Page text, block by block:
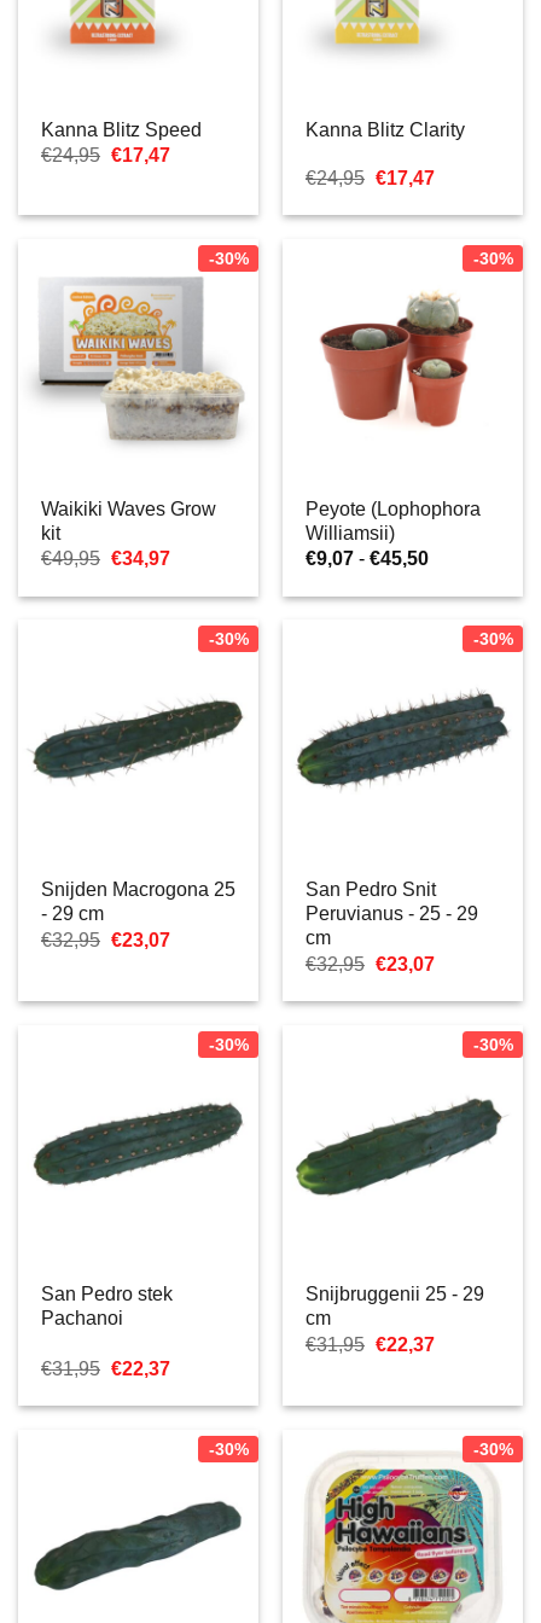
Kanna Blitz Speed
€24,95 Oorspronkelijke
€24,95.
€17,47Huidige
€17,47.
Kanna Blitz Clarity
€24,95 Oorspronkelijke
was:
€17,47Huidige
is:
-30%
Waikiki Waves Grow
kit
€49,95 Oorspronkelijke
was:
€34,97Huidige
is:
-30%
Peyote (Lophophora
Williamsii)
€9,07 - €45,50Prijsklasse:
tot
-30%
Snijden Macrogona 25
- 29 cm
€32,95 Oorspronkelijke
€32,95.
€23,07Huidige
€23,07.
-30%
San Pedro Snit
Peruvianus - 25 - 29
cm
€32,95 Oorspronkelijke
was:
€23,07Huidige
is:
-30%
San Pedro stek
Pachanoi
€31,95 Oorspronkelijke
was:
€22,37Huidige
is:
-30%
Snijbruggenii 25 - 29
cm
€31,95 Oorspronkelijke
€31,95.
€22,37Huidige
€22,37.
-30% -30%